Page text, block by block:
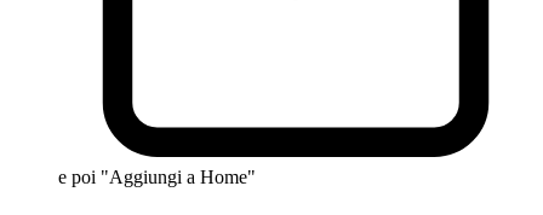
e poi "Aggiungi a Home"